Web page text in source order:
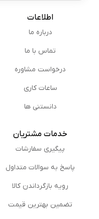
اطلاعات
درباره ما
تماس با ما
درخواست مشاوره
ساعات کاری
دانستنی ها
خدمات مشتریان
پیگیری سفارشات
پاسخ به سوالات متداول
رویه بازگرداندن کالا
تضمین بهترین قیمت